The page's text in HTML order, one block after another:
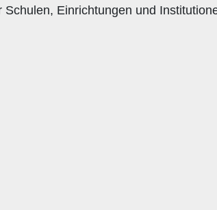
Einrichtungen und